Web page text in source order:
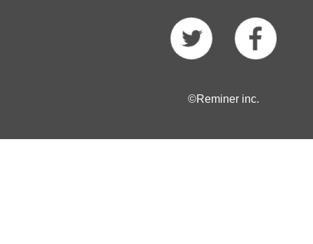
©Reminer inc.